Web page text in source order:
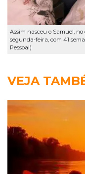
Assim nasceu o Samuel, no
segunda-feira, com 41
Pessoal)
VEJA